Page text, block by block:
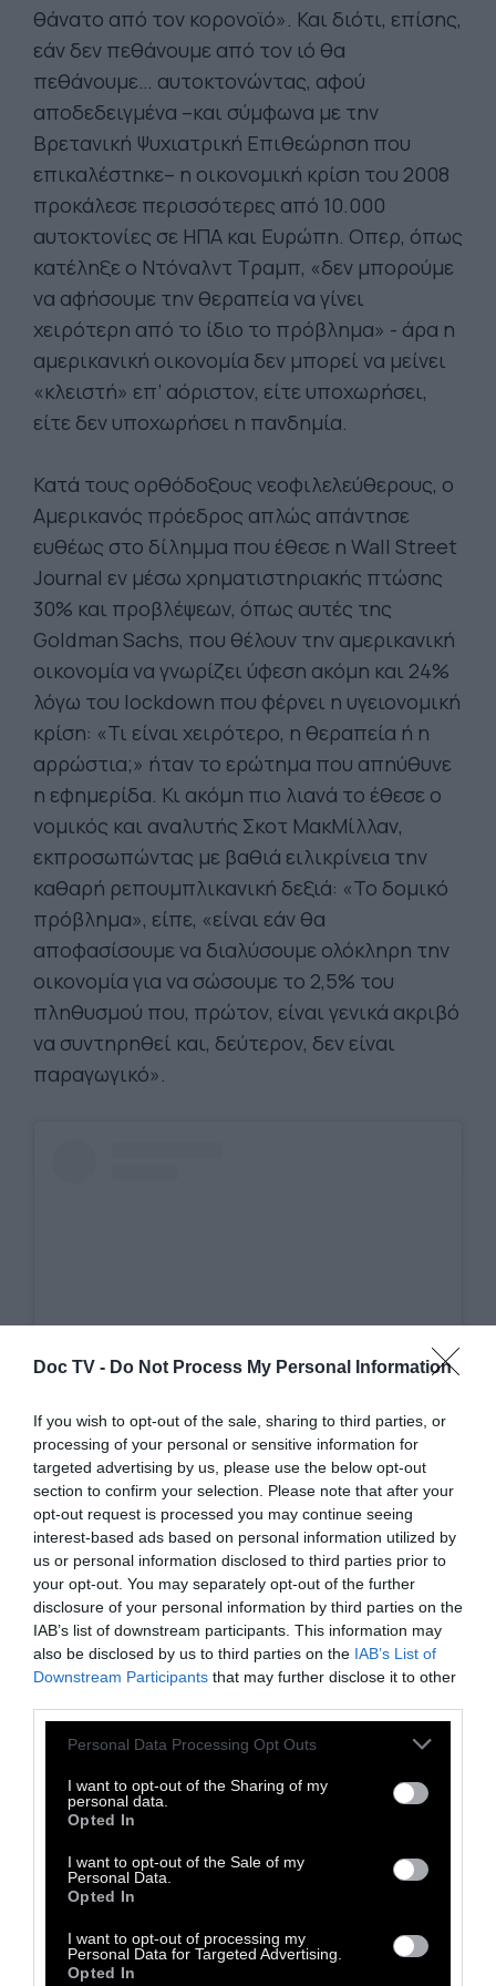
Doc TV - Do Not Process My Personal Information
If you wish to opt-out of the sale, sharing to third parties, or
processing of your personal or sensitive information for
targeted advertising by us, please use the below opt-out
section to confirm your selection. Please note that after your
opt-out request is processed you may continue seeing
interest-based ads based on personal information utilized by
us or personal information disclosed to third parties prior to
your opt-out. You may separately opt-out of the further
disclosure of your personal information by third parties on the
IAB’s list of downstream participants. This information may
also be disclosed by us to third parties on the IAB’s List of
Downstream Participants that may further disclose it to other
Personal Data Processing Opt Outs
I want to opt-out of the Sharing of my
personal data.
Opted In
I want to opt-out of the Sale of my
Personal Data.
Opted In
I want to opt-out of processing my
Personal Data for Targeted Advertising.
Opted In
θάνατο από τον κορονοϊό». Και διότι, επίσης,
εάν δεν πεθάνουμε από τον ιό θα
πεθάνουμε… αυτοκτονώντας, αφού
αποδεδειγμένα –και σύμφωνα με την
Βρετανική Ψυχιατρική Επιθεώρηση που
επικαλέστηκε– η οικονομική κρίση του 2008
προκάλεσε περισσότερες από 10.000
αυτοκτονίες σε ΗΠΑ και Ευρώπη. Οπερ, όπως
κατέληξε ο Ντόναλντ Τραμπ, «δεν μπορούμε
να αφήσουμε την θεραπεία να γίνει
χειρότερη από το ίδιο το πρόβλημα» - άρα η
αμερικανική οικονομία δεν μπορεί να μείνει
«κλειστή» επ’ αόριστον, είτε υποχωρήσει,
είτε δεν υποχωρήσει η πανδημία.
Κατά τους ορθόδοξους νεοφιλελεύθερους, ο
Αμερικανός πρόεδρος απλώς απάντησε
ευθέως στο δίλημμα που έθεσε η Wall Street
Journal εν μέσω χρηματιστηριακής πτώσης
30% και προβλέψεων, όπως αυτές της
Goldman Sachs, που θέλουν την αμερικανική
οικονομία να γνωρίζει ύφεση ακόμη και 24%
λόγω του lockdown που φέρνει η υγειονομική
κρίση: «Τι είναι χειρότερο, η θεραπεία ή η
αρρώστια;» ήταν το ερώτημα που απηύθυνε
η εφημερίδα. Κι ακόμη πιο λιανά το έθεσε ο
νομικός και αναλυτής Σκοτ ΜακΜίλλαν,
εκπροσωπώντας με βαθιά ειλικρίνεια την
καθαρή ρεπουμπλικανική δεξιά: «Το δομικό
πρόβλημα», είπε, «είναι εάν θα
αποφασίσουμε να διαλύσουμε ολόκληρη την
οικονομία για να σώσουμε το 2,5% του
πληθυσμού που, πρώτον, είναι γενικά ακριβό
να συντηρηθεί και, δεύτερον, δεν είναι
παραγωγικό».
View this post on Instagram
A post shared by The New Yorker's Art Dept. (@newyorkerart)
Σε όρους απλού πολιτικού κυνισμού, όλα
αυτά σημαίνουν πως ο Τραμπ θέλει απλώς
να επανεκελεγεί τον επόμενο Νοέμβριο. Και
για να συμβεί αυτό χρειάζεται μια ζωντανή
οικονομία. Ακόμη κι εάν αυτή του κοστίσει